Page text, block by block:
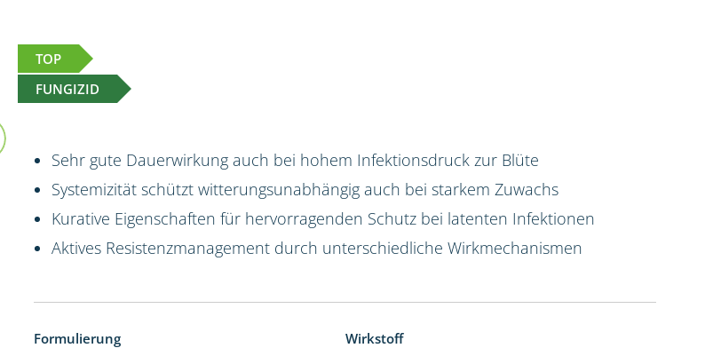
TOP
FUNGIZID
Sehr gute Dauerwirkung auch bei hohem Infektionsdruck zur Blüte
Systemizität schützt witterungsunabhängig auch bei starkem Zuwachs
Kurative Eigenschaften für hervorragenden Schutz bei latenten Infektionen
Aktives Resistenzmanagement durch unterschiedliche Wirkmechanismen
Formulierung Wirkstoff